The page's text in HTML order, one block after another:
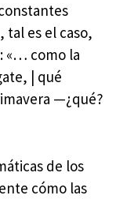
tal es el caso,
«… como la
| qué
—¿qué?
de los
cómo las